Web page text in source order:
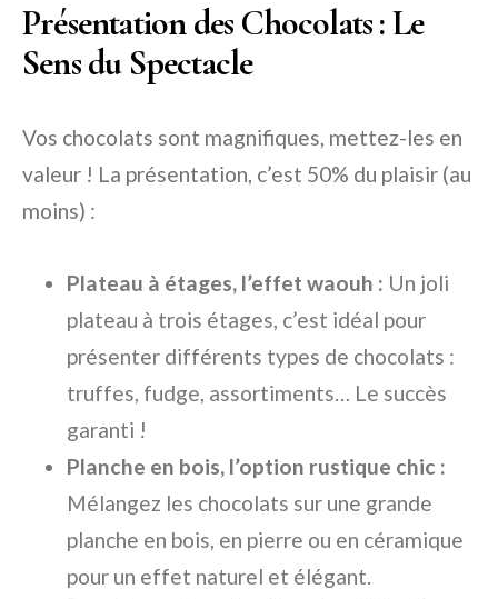
Présentation des Chocolats : Le
Sens du Spectacle
Vos chocolats sont magnifiques, mettez-les en
valeur ! La présentation, c’est 50% du plaisir (au
moins) :
Plateau à étages, l’effet waouh : Un joli
plateau à trois étages, c’est idéal pour
présenter différents types de chocolats :
truffes, fudge, assortiments… Le succès
garanti !
Planche en bois, l’option rustique chic :
Mélangez les chocolats sur une grande
planche en bois, en pierre ou en céramique
pour un effet naturel et élégant.